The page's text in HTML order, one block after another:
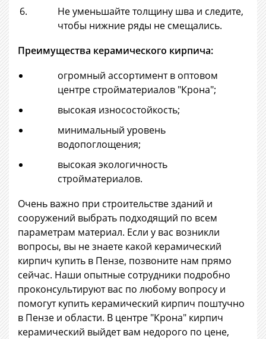
Не уменьшайте толщину шва и следите,
чтобы нижние ряды не смещались.
Преимущества керамического кирпича:
огромный ассортимент в оптовом
центре стройматериалов "Крона";
высокая износостойкость;
минимальный уровень
водопоглощения;
высокая экологичность
стройматериалов.
Очень важно при строительстве зданий и
сооружений выбрать подходящий по всем
параметрам материал. Если у вас возникли
вопросы, вы не знаете какой керамический
кирпич купить в Пензе, позвоните нам прямо
сейчас. Наши опытные сотрудники подробно
проконсультируют вас по любому вопросу и
помогут купить керамический кирпич поштучно
в Пензе и области. В центре "Крона" кирпич
керамический выйдет вам недорого по цене,